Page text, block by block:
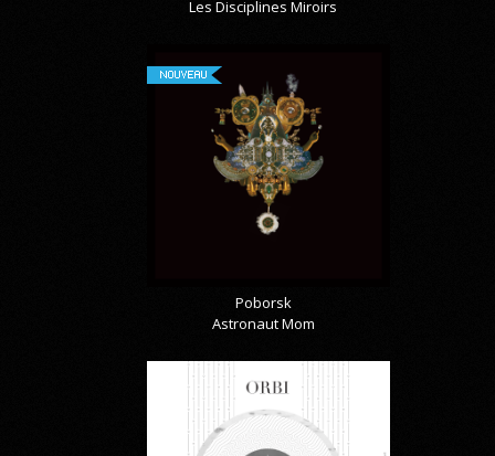
Les Disciplines Miroirs
NOUVEAU
Poborsk
Astronaut Mom